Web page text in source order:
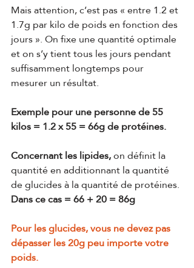
Mais attention, c’est pas « entre 1.2 et
1.7g par kilo de poids en fonction des
jours ». On fixe une quantité optimale
et on s’y tient tous les jours pendant
suffisamment longtemps pour
mesurer un résultat.
Exemple pour une personne de 55
kilos = 1.2 x 55 = 66g de protéines.
Concernant les lipides, on définit la
quantité en additionnant la quantité
de glucides à la quantité de protéines.
Dans ce cas = 66 + 20 = 86g
Pour les glucides, vous ne devez pas
dépasser les 20g peu importe votre
poids.